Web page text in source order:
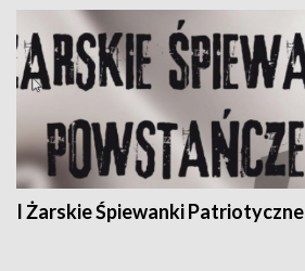
I Żarskie Śpiewanki Patriotyczne